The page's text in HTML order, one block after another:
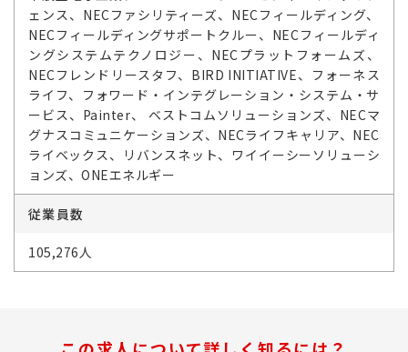
ェンス、NECファシリティーズ、NECフィールディング、
NECフィールディングサポートクルー、NECフィールディ
ングシステムテクノロジー、NECプラットフォームズ、
NECフレンドリースタフ、BIRD INITIATIVE、フォーネス
ライフ、フォワード・インテグレーション・システム・サ
ービス、Painter、 ベストコムソリューションズ、NECマ
グナスコミュニケーションズ、NECライフキャリア、NEC
ライベックス、リバンスネット、ワイイーシーソリューシ
ョンズ、ONEエネルギー
従業員数
105,276人